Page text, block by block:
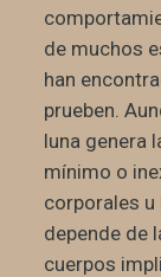
de muchos
han
prueben.
luna genera
mínimo o
corporales u
depende de
cuerpos